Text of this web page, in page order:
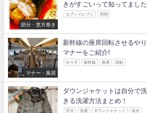
節分・恵方巻き
きがすごいって知ってました
セブンイレブン 2018
マナー・風習
新幹線の座席回転させるや
マナーをご紹介!
やり方 新幹線 座席 回転
ダウンジャケットは自分で
きる洗濯方法まとめ！
方法 洗濯 ダウンジャケット 自分